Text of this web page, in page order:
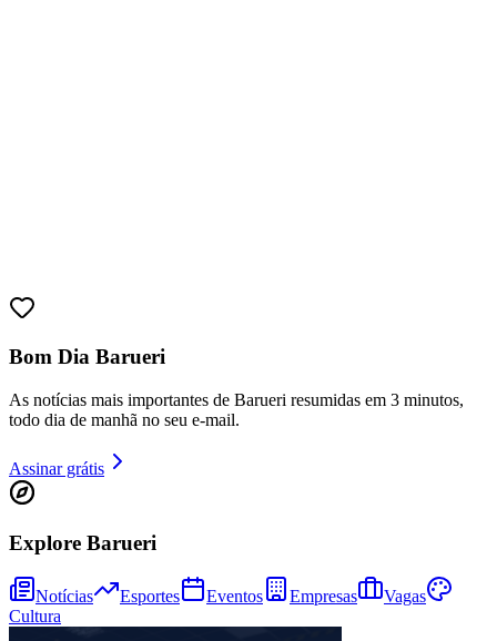
Juventude
Bom Dia Barueri
As notícias mais importantes de Barueri resumidas em 3 minutos,
todo dia de manhã no seu e-mail.
Assinar grátis
Explore Barueri
Notícias Esportes Eventos Empresas
Vagas
Cultura